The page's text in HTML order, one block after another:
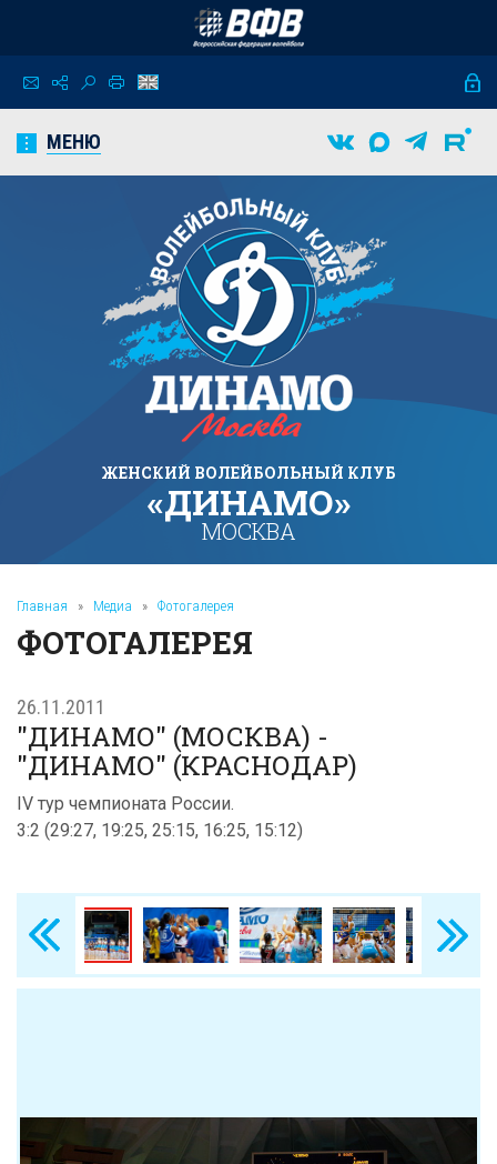
МЕНЮ
ЖЕНСКИЙ ВОЛЕЙБОЛЬНЫЙ КЛУБ
«ДИНАМО»
МОСКВА
Главная » Медиа » Фотогалерея
ФОТОГАЛЕРЕЯ
26.11.2011
"ДИНАМО" (МОСКВА) -
"ДИНАМО" (КРАСНОДАР)
IV тур чемпионата России.
3:2 (29:27, 19:25, 25:15, 16:25, 15:12)